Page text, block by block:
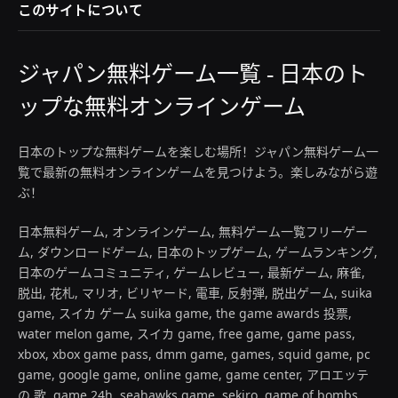
このサイトについて
ジャパン無料ゲーム一覧 - 日本のト
ップな無料オンラインゲーム
日本のトップな無料ゲームを楽しむ場所！ジャパン無料ゲーム一
覧で最新の無料オンラインゲームを見つけよう。楽しみながら遊
ぶ！
日本無料ゲーム, オンラインゲーム, 無料ゲーム一覧フリーゲー
ム, ダウンロードゲーム, 日本のトップゲーム, ゲームランキング,
日本のゲームコミュニティ, ゲームレビュー, 最新ゲーム, 麻雀,
脱出, 花札, マリオ, ビリヤード, 電車, 反射弾, 脱出ゲーム, suika
game, スイカ ゲーム suika game, the game awards 投票,
water melon game, スイカ game, free game, game pass,
xbox, xbox game pass, dmm game, games, squid game, pc
game, google game, online game, game center, アロエッテ